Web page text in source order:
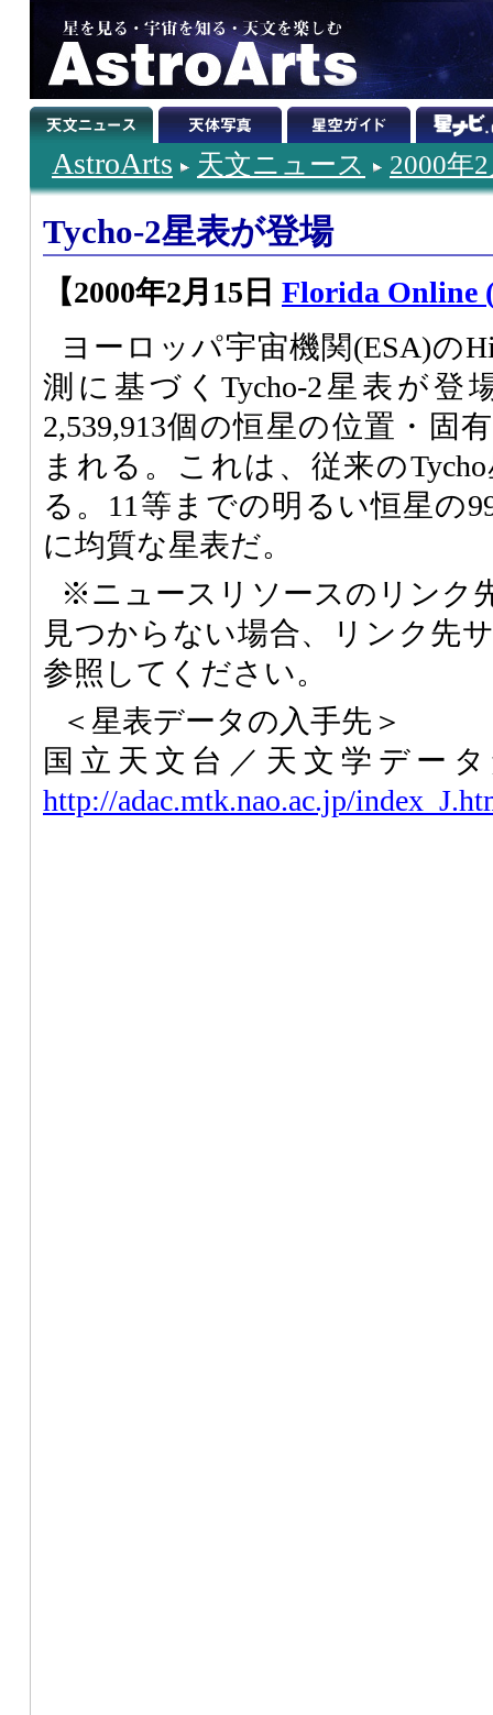
AstroArts 天文ニュース 2000年
Tycho-2星表が登場
【2000年2月15日 Florida Online
ヨーロッパ宇宙機関(ESA)の
測に基づくTycho-2星表が登
2,539,913個の恒星の位置・固
まれる。これは、従来の
る。11等までの明るい恒星の
に均質な星表だ。
※ニュースリソースのリンク
見つからない場合、リンク先
参照してください。
＜星表データの入手先＞
国立天文台／天文学デー
http://adac.mtk.nao.ac.jp/